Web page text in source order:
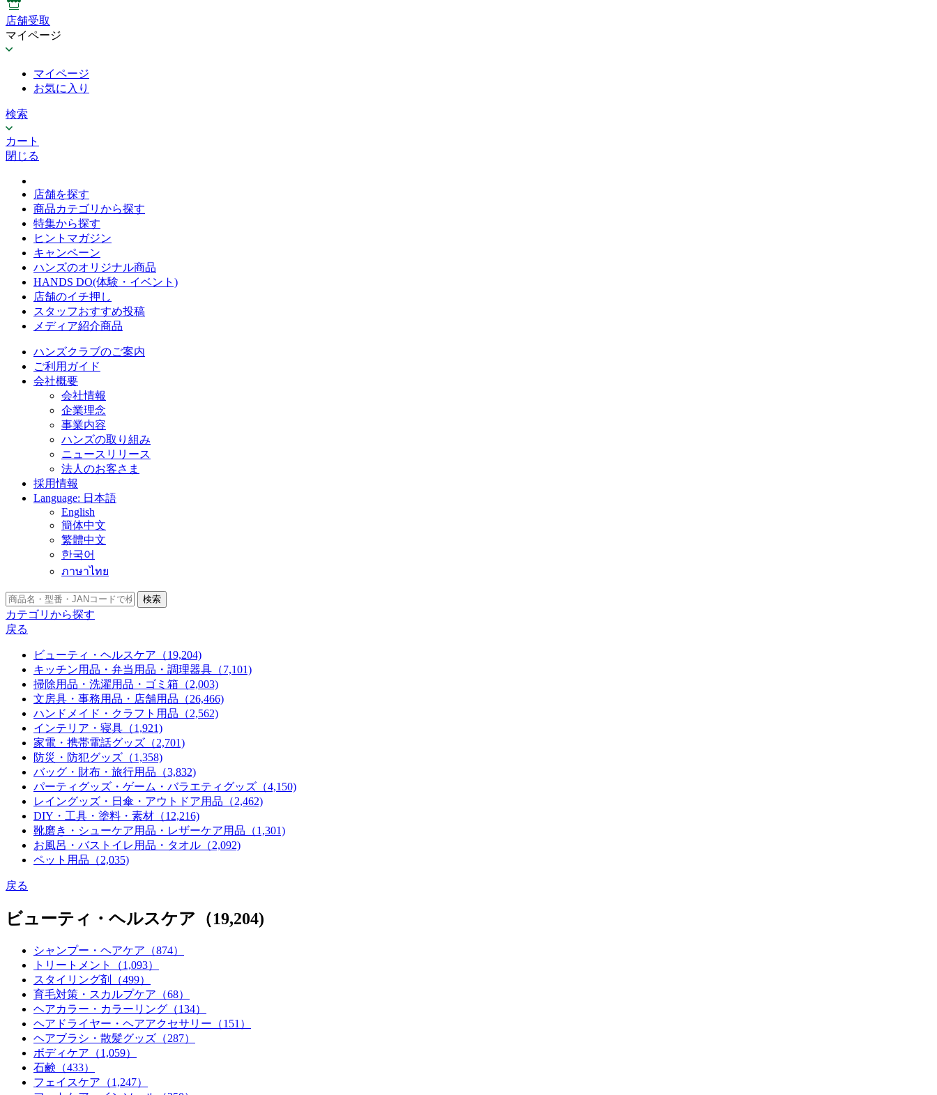
店舗受取
マイページ
マイページ
お気に入り
検索
カート
閉じる
店舗を探す
商品カテゴリから探す
特集から探す
ヒントマガジン
キャンペーン
ハンズのオリジナル商品
HANDS DO(体験・イベント)
店舗のイチ押し
スタッフおすすめ投稿
メディア紹介商品
ハンズクラブのご案内
ご利用ガイド
会社概要
会社情報
企業理念
事業内容
ハンズの取り組み
ニュースリリース
法人のお客さま
採用情報
Language: 日本語
English
簡体中文
繁體中文
한국어
ภาษาไทย
検索
カテゴリから探す
戻る
ビューティ・ヘルスケア（19,204)
キッチン用品・弁当用品・調理器具（7,101)
掃除用品・洗濯用品・ゴミ箱（2,003)
文房具・事務用品・店舗用品（26,466)
ハンドメイド・クラフト用品（2,562)
インテリア・寝具（1,921)
家電・携帯電話グッズ（2,701)
防災・防犯グッズ（1,358)
バッグ・財布・旅行用品（3,832)
パーティグッズ・ゲーム・バラエティグッズ（4,150)
レイングッズ・日傘・アウトドア用品（2,462)
DIY・工具・塗料・素材（12,216)
靴磨き・シューケア用品・レザーケア用品（1,301)
お風呂・バストイレ用品・タオル（2,092)
ペット用品（2,035)
戻る
ビューティ・ヘルスケア（19,204)
シャンプー・ヘアケア （874）
トリートメント
（1,093）
スタイリング剤
（499）
育毛対策・スカルプケア （68）
ヘアカラー・カラーリング （134）
ヘアドライヤー・ヘアアクセサリー （151）
ヘアブラシ・散髪グッズ （287）
ボディケア （1,059）
石鹸 （433）
フェイスケア （1,247）